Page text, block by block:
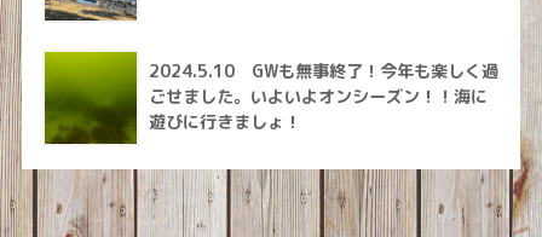
2024.5.10 GWも無事終了！今年も楽しく過
ごせました。いよいよオンシーズン！！海に
遊びに行きましょ！